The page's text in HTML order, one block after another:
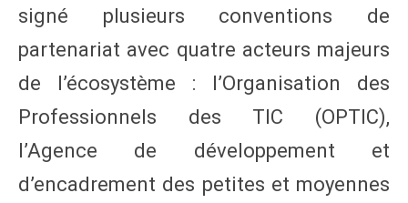
signé plusieurs conventions de
partenariat avec quatre acteurs majeurs
de l’écosystème : l’Organisation des
Professionnels des TIC (OPTIC),
l’Agence de développement et
d’encadrement des petites et moyennes